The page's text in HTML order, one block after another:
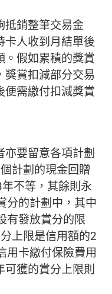
抵銷整筆交易金
卡人收到月結單後
。假如累積的獎賞
獎賞扣減部分交易
便需繳付扣減獎賞
亦要留意各項計劃
計劃的現金回贈
不等，其餘則永
分的計劃中，其中
有發放賞分的限
上限是信用額的2
用卡繳付保險費用
可獲的賞分上限則